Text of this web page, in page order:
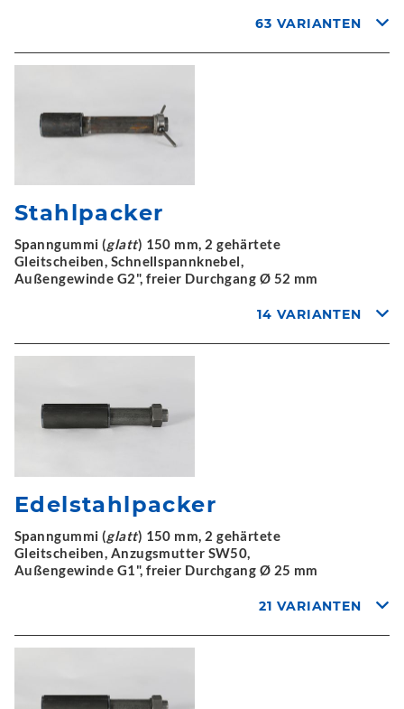
63 VARIANTEN
Stahlpacker
Spanngummi (glatt) 150 mm, 2 gehärtete
Gleitscheiben, Schnellspannknebel,
Außengewinde G2", freier Durchgang Ø 52 mm
14 VARIANTEN
Edelstahlpacker
Spanngummi (glatt) 150 mm, 2 gehärtete
Gleitscheiben, Anzugsmutter SW50,
Außengewinde G1", freier Durchgang Ø 25 mm
21 VARIANTEN